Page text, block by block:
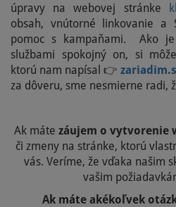
úpravy na webovej stránke
obsah, vnútorné linkovanie a
pomoc s kampaňami. Ako
službami spokojný on, si
ktorú nam napísal 👉
za dôveru, sme nesmierne radi,
Ak máte záujem o vytvorenie
či zmeny na stránke, ktorú
vás. Veríme, že vďaka našim
vašim
Ak máte akékoľvek